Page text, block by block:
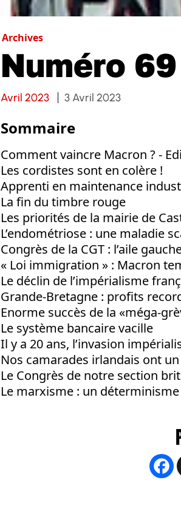
Archives
Numéro 69
Avril 2023 3 Avril 2023
Sommaire
Comment vaincre Macron ? -
Les cordistes sont en colère !
Apprenti en maintenance
La fin du timbre rouge
Les priorités de la mairie de
L’endométriose : une maladie
Congrès de la CGT : l’aile
« Loi immigration » : Macron
Le déclin de l’impérialisme
Grande-Bretagne : profits
Enorme succès de la «méga-
Le système bancaire vacille
Il y a 20 ans, l’invasion
Nos camarades irlandais ont
Le Congrès de notre section
Le marxisme : un